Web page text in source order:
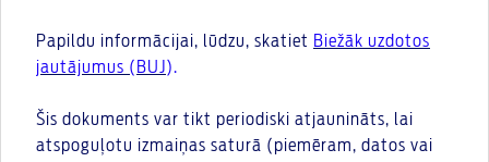
Papildu informācijai, lūdzu, skatiet Biežāk uzdotos
jautājumus (BUJ).
Šis dokuments var tikt periodiski atjaunināts, lai
atspoguļotu izmaiņas saturā (piemēram, datos vai